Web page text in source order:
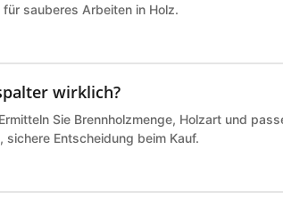
sauberes Arbeiten in Holz.
wirklich?
Sie Brennholzmenge, Holzart und
Entscheidung beim Kauf.